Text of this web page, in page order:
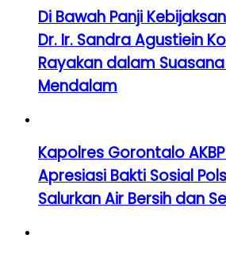
Di Bawah Panji
Dr. Ir. Sandra Agustiein
Rayakan dalam
Mendalam
Kapolres Gorontalo
Apresiasi Bakti Sosial
Salurkan Air Bersih dan